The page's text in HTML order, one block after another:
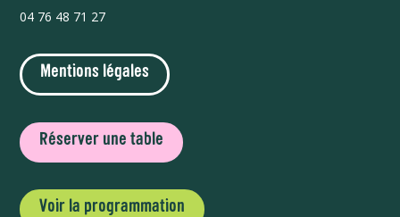
04 76 48 71 27
Mentions légales
Réserver une table
Voir la programmation